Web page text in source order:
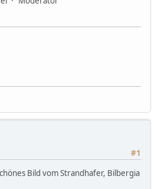
#1
Bild vom Strandhafer, Bilbergia